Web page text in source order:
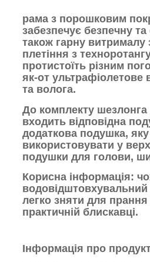
рама з порошковим
забезпечує безпечну та
також гарну витрималу
плетіння з
протистоїть різним
як-от
та волога.
До комплекту шезлонга
входить відповідна
додаткова подушка,
використовувати у
подушки для голови,
Корисна інформація:
легко зняти для прання
практичній блискавці.
Інформація про